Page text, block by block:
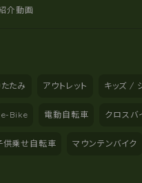
の現在地
ナカゴヤ
介動画
たみ アウトレット キッズ /
e-Bike 電動自転車 クロスバ
供乗せ自転車 マウンテンバイク